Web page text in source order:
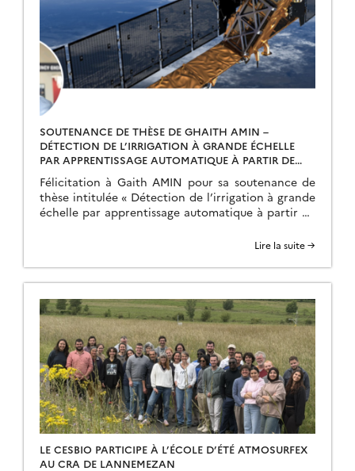
SOUTENANCE DE THÈSE DE GHAITH AMIN –
DÉTECTION DE L’IRRIGATION À GRANDE ÉCHELLE
PAR APPRENTISSAGE AUTOMATIQUE À PARTIR DE
MULTI-SOURCES –
Félicitation à Gaith AMIN pour sa soutenance de
thèse intitulée « Détection de l’irrigation à grande
échelle par apprentissage automatique à partir de
sources », ce vendredi 10 juillet 2026 à 14 h, dans la
jury : M. Thierry PELLARIN, Rapporteur, CNRSM.
Dino IENCO, Rapporteur, INRAEM. […]
Lire la suite →
LE CESBIO PARTICIPE À L’ÉCOLE D’ÉTÉ ATMOSURFEX
AU CRA DE LANNEMEZAN